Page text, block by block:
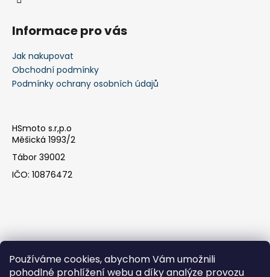
Používáme cookies, abychom Vám umožnili
pohodlné prohlížení webu a díky analýze provozu
Informace pro vás
Jak nakupovat
Obchodní podmínky
Podmínky ochrany osobních údajů
HSmoto s.r,p.o
Měšická 1993/2
Tábor 39002
IČO: 10876472